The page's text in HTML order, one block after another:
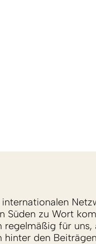
Süden zu Wort
für
hinter den